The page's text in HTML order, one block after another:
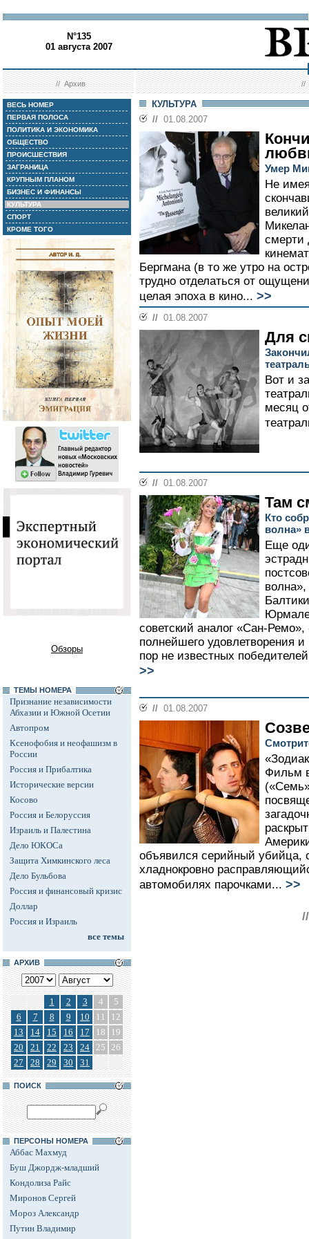
N°135
01 августа 2007
//Архив //
ВЕСЬ НОМЕР
ПЕРВАЯ ПОЛОСА
ПОЛИТИКА И ЭКОНОМИКА
ОБЩЕСТВО
ПРОИСШЕСТВИЯ
ЗАГРАНИЦА
КРУПНЫМ ПЛАНОМ
БИЗНЕС И ФИНАНСЫ
КУЛЬТУРА
СПОРТ
КРОМЕ ТОГО
Обзоры
ТЕМЫ НОМЕРА
Признание независимости
Абхазии и Южной Осетии
Автопром
Ксенофобия и неофашизм в
России
Россия и Прибалтика
Исторические версии
Косово
Россия и Белоруссия
Израиль и Палестина
Дело ЮКОСа
Защита Химкинского леса
Дело Бульбова
Россия и финансовый кризис
Доллар
Россия и Израиль
все темы
АРХИВ
1 2 3 4
5
6
7 8 9 10 11
12
13
14 15 16 17 18
19
20
21 22 23 24 25 26
27
28 29 30 31
ПОИСК
ПЕРСОНЫ НОМЕРА
Аббас Махмуд
Буш Джордж-младший
Кондолиза Райс
Миронов Сергей
Мороз Александр
Путин Владимир
КУЛЬТУРА
// 01.08.2007
Умер
Не
смерти
Бергмана (в то же утро на
трудно отделаться от
целая эпоха в кино... >>
// 01.08.2007
Для
Вот и
месяц
// 01.08.2007
Там
Кто
волна»
Еще
Юрмале
советский аналог «Сан-
полнейшего удовлетворения
пор не известных
>>
// 01.08.2007
Фильм
объявился серийный убийца,
хладнокровно
автомобилях парочками... >>